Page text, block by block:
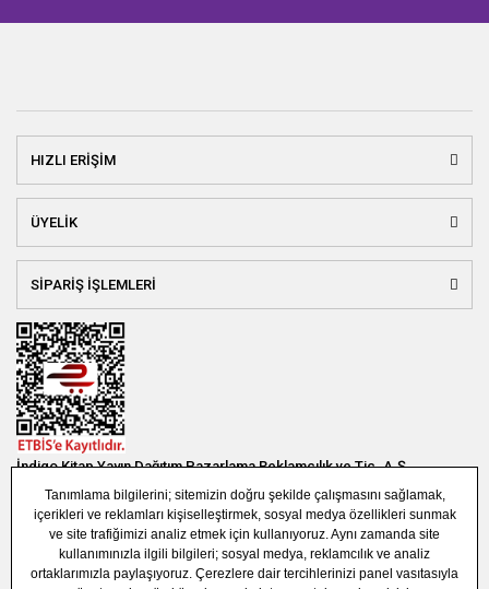
HIZLI ERİŞİM
ÜYELİK
SİPARİŞ İŞLEMLERİ
İndigo Kitap Yayın Dağıtım Pazarlama Reklamcılık ve Tic. A.Ş.
Bağlar Mah. 19. Sok. Bina No:1E 1. Bodrum Kat. Güneşli - Bağcılar /
İSTANBUL
(0850) 308 7304